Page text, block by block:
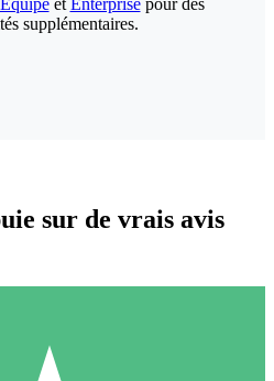
supplémentaires.
sur de vrais avis